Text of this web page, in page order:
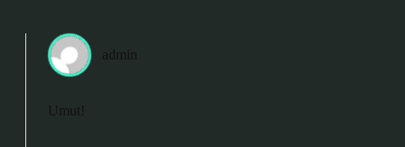
admin
Umut!